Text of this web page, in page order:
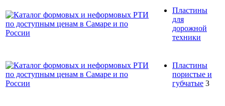
Пластины
для
дорожной
техники
Пластины
пористые и
губчатые 3